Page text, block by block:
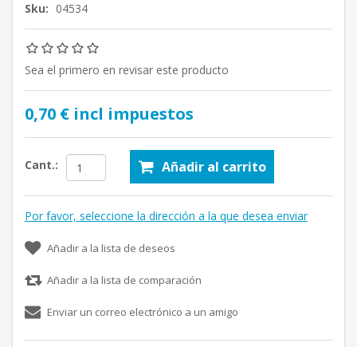
Sku: 04534
Sea el primero en revisar este producto
0,70 € incl impuestos
Cant.: Añadir al carrito
Por favor, seleccione la dirección a la que desea enviar
Añadir a la lista de deseos
Añadir a la lista de comparación
Enviar un correo electrónico a un amigo